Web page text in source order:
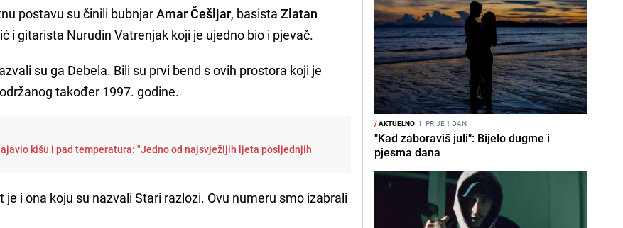
postavu su činili bubnjarAmar Češljar, basista Zlatan
i gitarista Nurudin Vatrenjak koji je ujedno bio i pjevač.
su ga Debela. Bili su prvi bend s ovih prostora koji je
također 1997. godine.
kišu i pad temperatura: "Jedno od najsvježijih ljeta posljednjih
i ona koju su nazvali Stari razlozi. Ovu numeru smo izabrali
/AKTUELNO I PRIJE 1 DAN
"Kad zaboraviš juli": Bijelo dugme i
pjesma dana